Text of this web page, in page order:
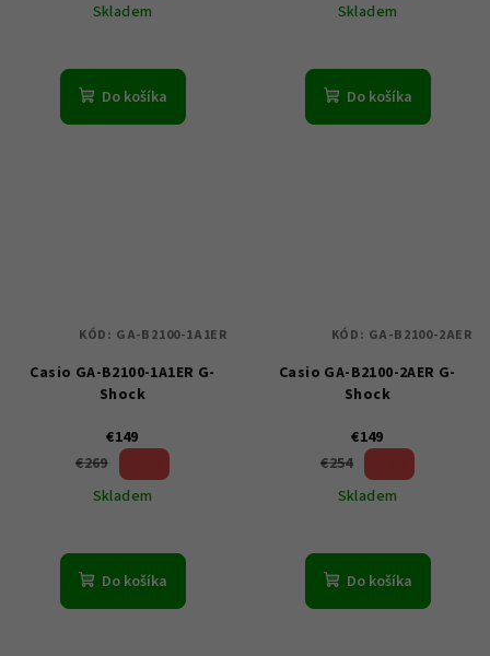
Skladem
Do košíka
Skladem
Do košíka
Casio GA-B2100-1A1ER G-
Shock
€149
€269
Skladem
Do košíka
KÓD: GA-B2100-1A1ER
Casio GA-B2100-2AER G-
Shock
€149
€254
Skladem
Do košíka
KÓD: GA-B2100-2AER